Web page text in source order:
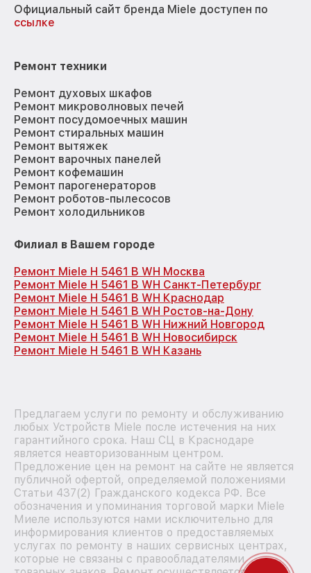
Официальный сайт бренда Miele доступен по
ссылке
Ремонт техники
Ремонт духовых шкафов
Ремонт микроволновых печей
Ремонт посудомоечных машин
Ремонт стиральных машин
Ремонт вытяжек
Ремонт варочных панелей
Ремонт кофемашин
Ремонт парогенераторов
Ремонт роботов-пылесосов
Ремонт холодильников
Филиал в Вашем городе
Ремонт Miele H 5461 B WH Москва
Ремонт Miele H 5461 B WH Санкт-Петербург
Ремонт Miele H 5461 B WH Краснодар
Ремонт Miele H 5461 B WH Ростов-на-Дону
Ремонт Miele H 5461 B WH Нижний Новгород
Ремонт Miele H 5461 B WH Новосибирск
Ремонт Miele H 5461 B WH Казань
Предлагаем услуги по ремонту и обслуживанию
любых Устройств Miele после истечения на них
гарантийного срока. Наш СЦ в Краснодаре
является неавторизованным центром.
Предложение цен на ремонт на сайте не является
публичной офертой, определяемой положениями
Статьи 437(2) Гражданского кодекса РФ. Все
обозначения и упоминания торговой марки Miele
Миеле используются нами исключительно для
информирования клиентов о предоставляемых
услугах по ремонту в наших сервисных центрах,
которые не связаны с правообладателями